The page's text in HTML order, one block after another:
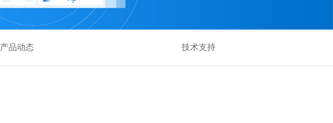
产品动态 技术支持